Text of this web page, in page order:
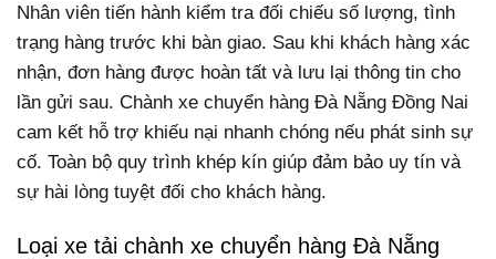
Nhân viên tiến hành kiểm tra đối chiếu số lượng, tình
trạng hàng trước khi bàn giao. Sau khi khách hàng xác
nhận, đơn hàng được hoàn tất và lưu lại thông tin cho
lần gửi sau. Chành xe chuyển hàng Đà Nẵng Đồng Nai
cam kết hỗ trợ khiếu nại nhanh chóng nếu phát sinh sự
cố. Toàn bộ quy trình khép kín giúp đảm bảo uy tín và
sự hài lòng tuyệt đối cho khách hàng.
Loại xe tải chành xe chuyển hàng Đà Nẵng